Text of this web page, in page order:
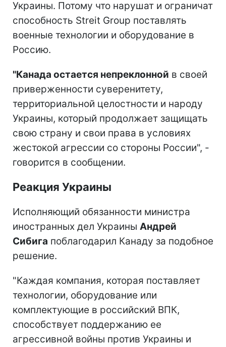
Украины. Потому что нарушат и ограничат
способность Streit Group поставлять
военные технологии и оборудование в
Россию.
"Канада остается непреклонной в своей
приверженности суверенитету,
территориальной целостности и народу
Украины, который продолжает защищать
свою страну и свои права в условиях
жестокой агрессии со стороны России", -
говорится в сообщении.
Реакция Украины
Исполняющий обязанности министра
иностранных дел Украины Андрей
Сибига поблагодарил Канаду за подобное
решение.
"Каждая компания, которая поставляет
технологии, оборудование или
комплектующие в российский ВПК,
способствует поддержанию ее
агрессивной войны против Украины и